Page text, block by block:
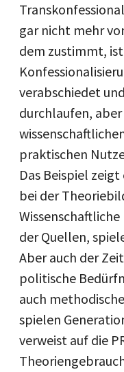
gar nicht mehr
dem zustimmt,
verabschiedet
durchlaufen,
praktischen
Das Beispiel
bei der
der Quellen,
Aber auch der
politische
auch
spielen
verweist auf die